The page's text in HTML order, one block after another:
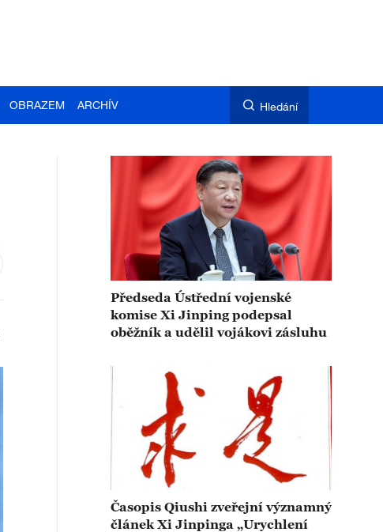
OBRAZEM ARCHÍV Hledání
Předseda Ústřední vojenské
komise Xi Jinping podepsal
oběžník a udělil vojákovi zásluhu
Časopis Qiushi zveřejní významný
článek Xi Jinpinga „Urychlení